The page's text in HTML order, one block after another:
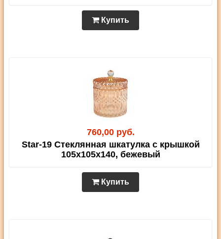
Купить
760,00 руб.
Star-19 Стеклянная шкатулка с крышкой
105х105х140, бежевый
Купить